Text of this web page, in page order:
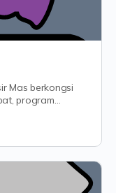
Mas berkongsi
program